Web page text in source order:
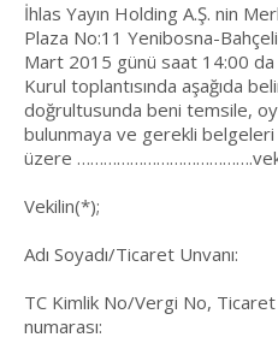
İhlas Yayın Holding A.Ş. nin
Plaza No:11 Yenibosna-
Mart 2015 günü saat 14:00 da
Kurul toplantısında aşağıda
doğrultusunda beni temsile,
bulunmaya ve gerekli
üzere
Vekilin(*);
Adı Soyadı/Ticaret Unvanı:
TC Kimlik No/Vergi No, Ticaret
numarası: